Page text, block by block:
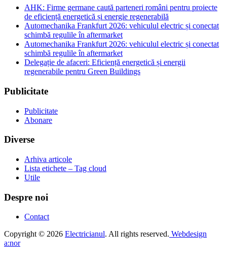
AHK: Firme germane caută parteneri români pentru proiecte
de eficiență energetică și energie regenerabilă
Automechanika Frankfurt 2026: vehiculul electric și conectat
schimbă regulile în aftermarket
Automechanika Frankfurt 2026: vehiculul electric și conectat
schimbă regulile în aftermarket
Delegație de afaceri: Eficiență energetică și energii
regenerabile pentru Green Buildings
Publicitate
Publicitate
Abonare
Diverse
Arhiva articole
Lista etichete – Tag cloud
Utile
Despre noi
Contact
Copyright © 2026 Electricianul. All rights reserved. Webdesign
a:nor